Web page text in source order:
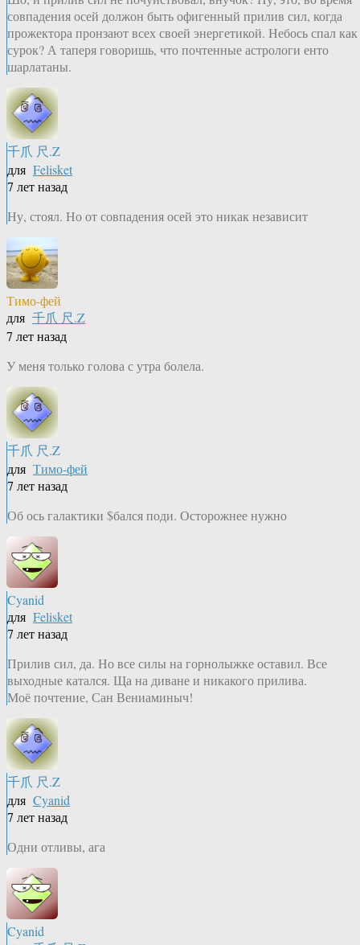
совпадения осей должон быть офигенный прилив сил, когда
прожектора пронзают всех своей энергетикой. Небось спал как
сурок? А таперя говоришь, что почтенные астрологи енто
шарлатаны.
千爪 尺.Z
для Felisket
7 лет назад
Ну, стоял. Но от совпадения осей это никак независит
Тимо-фей
для 千爪 尺.Z
7 лет назад
У меня только голова с утра болела.
千爪 尺.Z
для Тимо-фей
7 лет назад
Об ось галактики $бался поди. Осторожнее нужно
Cyanid
для Felisket
7 лет назад
Прилив сил, да. Но все силы на горнолыжке оставил. Все
выходные катался. Ща на диване и никакого прилива.
Моё почтение, Сан Вениаминыч!
千爪 尺.Z
для Cyanid
7 лет назад
Одни отливы, ага
Cyanid